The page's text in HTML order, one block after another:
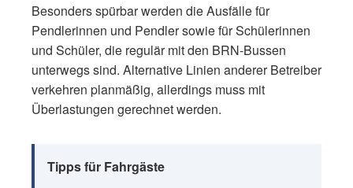
Besonders spürbar werden die Ausfälle für
Pendlerinnen und Pendler sowie für Schülerinnen
und Schüler, die regulär mit den BRN-Bussen
unterwegs sind. Alternative Linien anderer Betreiber
verkehren planmäßig, allerdings muss mit
Überlastungen gerechnet werden.
Tipps für Fahrgäste